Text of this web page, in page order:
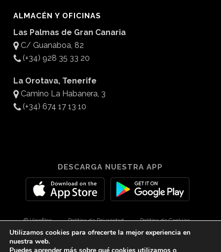
ALMACÉN Y OFICINAS
Las Palmas de Gran Canaria
C/ Guanaboa, 82
(+34) 928 35 33 20
La Orotava, Tenerife
Camino La Habanera, 3
(+34) 674 17 13 10
DESCARGA NUESTRA APP
© Vinofilos Política de Privacidad Política de Cookies
Aviso Legal Diseño por 3Com Maketing
Utilizamos cookies para ofrecerte la mejor experiencia en
nuestra web.